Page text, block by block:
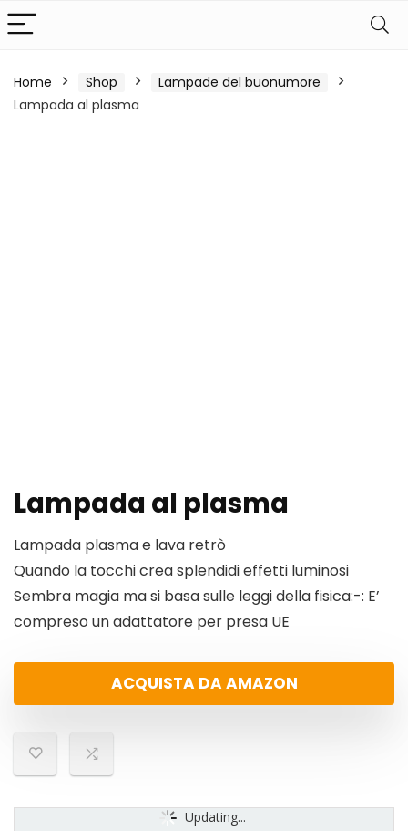
Home Shop
Lampade del buonumore
Lampada al plasma
Lampada al plasma
Lampada plasma e lava retrò
Quando la tocchi crea splendidi effetti luminosi
Sembra magia ma si basa sulle leggi della fisica:-: E’
compreso un adattatore per presa UE
ACQUISTA DA AMAZON
Updating...